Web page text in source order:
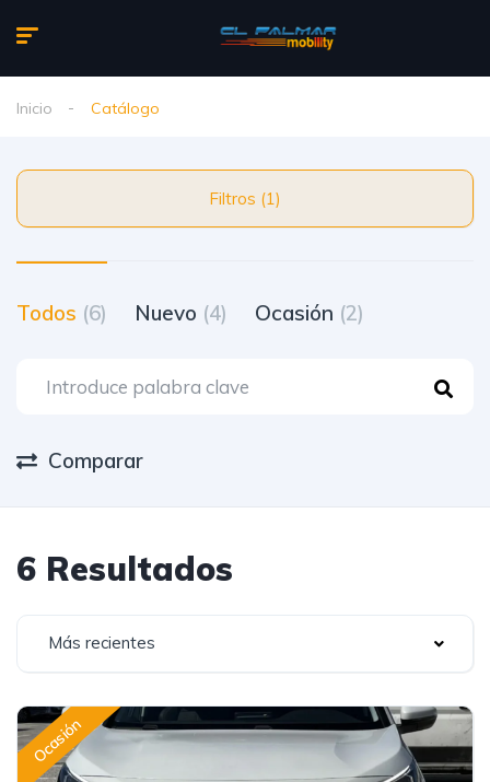
Inicio Catálogo
Filtros (1)
Todos (6) Nuevo (4) Ocasión (2)
Comparar
6 Resultados
Más recientes
Ocasión